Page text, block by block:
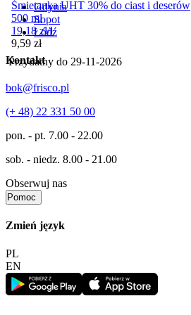
Śmietanka UHT 30% do ciast i deserów
500 ml
19,18 zł/l
Cena
9,59 zł
Przydatny do 29-11-2026
Gdynia
Sopot
Łódź
Kontakt
bok@frisco.pl
(+ 48) 22 331 50 00
pon. - pt. 7.00 - 22.00
sob. - niedz. 8.00 - 21.00
Obserwuj nas
Pomoc
Zmień język
PL
EN